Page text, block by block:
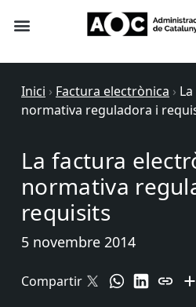
Inici › Factura electrònica ›
normativa reguladora i
La factura
normativa
requisits
5 novembre 2014
Compartir